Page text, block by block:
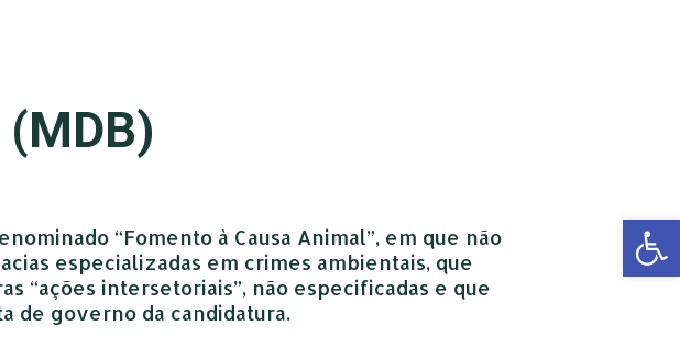
(MDB)
“Fomento à Causa Animal”, em que não
especializadas em crimes ambientais, que
“ações intersetoriais”, não especificadas e que
de governo da candidatura.